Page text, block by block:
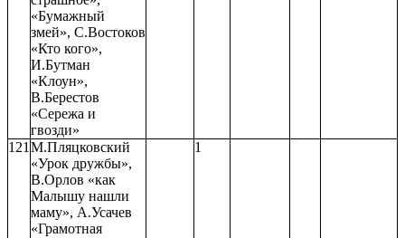
«Бумажный
змей», С.Востоков
«Кто кого»,
И.Бутман
«Клоун»,
В.Берестов
«Сережа и
гвозди»
121 М.Пляцковский
«Урок дружбы»,
В.Орлов «как
Малышу нашли
маму», А.Усачев
«Грамотная
1